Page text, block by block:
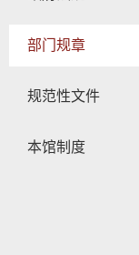
部门规章
规范性文件
本馆制度